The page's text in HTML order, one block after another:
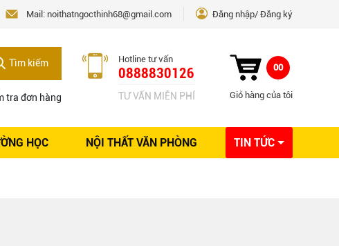
Mail: noithatngocthinh68@gmail.com Đăng nhập Đăng ký
Tìm kiếm
tra đơn hàng
Hotline tư vấn
0888830126
TƯ VẤN MIỄN PHÍ
00
Giỏ hàng của tôi
HỌC NỘI THẤT VĂN PHÒNG TIN TỨC